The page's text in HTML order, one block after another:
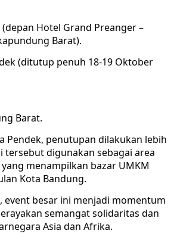
(depan Hotel Grand Preanger –
Barat).
(ditutup penuh 18-19 Oktober
Barat.
Pendek, penutupan dilakukan lebih
tersebut digunakan sebagai area
menampilkan bazar UMKM
Kota Bandung.
event besar ini menjadi momentum
semangat solidaritas dan
Asia dan Afrika.